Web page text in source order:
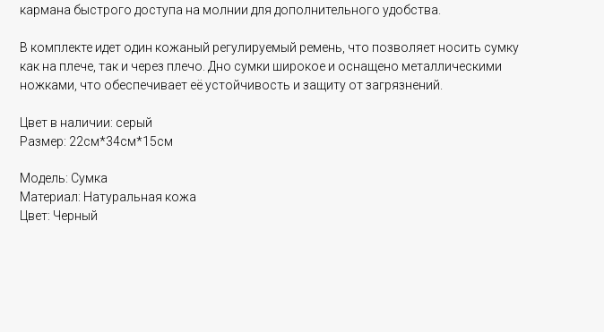
кармана быстрого доступа на молнии для дополнительного удобства.
В комплекте идет один кожаный регулируемый ремень, что позволяет носить сумку
как на плече, так и через плечо. Дно сумки широкое и оснащено металлическими
ножками, что обеспечивает её устойчивость и защиту от загрязнений.
Цвет в наличии: серый
Размер: 22см*34см*15см
Модель: Сумка
Материал: Натуральная кожа
Цвет: Черный